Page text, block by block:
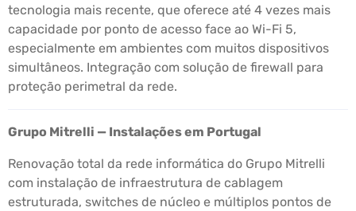
tecnologia mais recente, que oferece até 4 vezes mais
capacidade por ponto de acesso face ao Wi-Fi 5,
especialmente em ambientes com muitos dispositivos
simultâneos. Integração com solução de firewall para
proteção perimetral da rede.
Grupo Mitrelli — Instalações em Portugal
Renovação total da rede informática do Grupo Mitrelli
com instalação de infraestrutura de cablagem
estruturada, switches de núcleo e múltiplos pontos de